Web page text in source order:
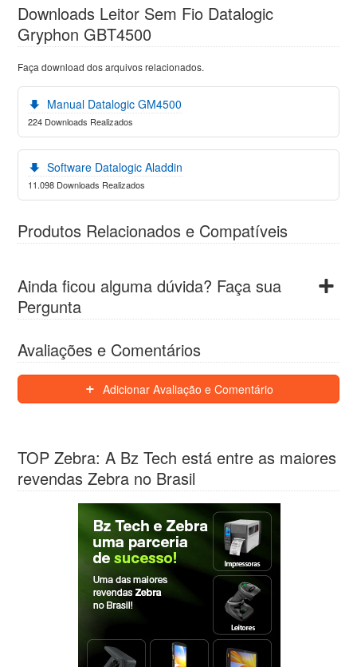
Downloads Leitor Sem Fio Datalogic
Gryphon GBT4500
Faça download dos arquivos relacionados.
Manual Datalogic GM4500
224 Downloads Realizados
Software Datalogic Aladdin
11.098 Downloads Realizados
Produtos Relacionados e Compatíveis
Ainda ficou alguma dúvida? Faça sua
Pergunta
Avaliações e Comentários
Adicionar Avaliação e Comentário
TOP Zebra: A Bz Tech está entre as maiores
revendas Zebra no Brasil